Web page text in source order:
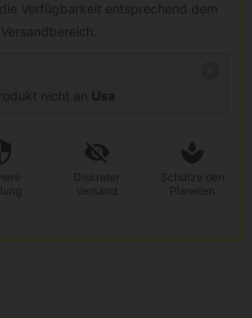
Verfügbarkeit entsprechend dem
Versandbereich.
nicht an Usa
Diskreter
Versand
Schütze den
Planeten